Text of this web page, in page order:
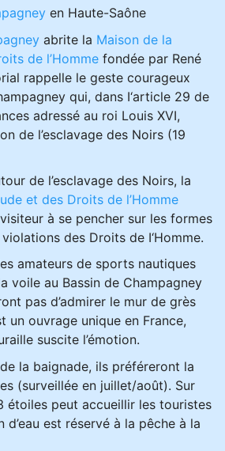
en Haute-Saône
abrite la Maison de la
de l’Homme fondée par René
rappelle le geste courageux
qui, dans I‘article 29 de
adressé au roi Louis XVI,
de l’esclavage des Noirs (19
de l’esclavage des Noirs, la
et des Droits de l’Homme
à se pencher sur les formes
des Droits de I‘Homme.
amateurs de sports nautiques
voile au Bassin de Champagney
pas d’admirer le mur de grès
un ouvrage unique en France,
suscite l’émotion.
la baignade, ils préféreront la
(surveillée en juillet/août). Sur
étoiles peut accueillir les touristes
d’eau est réservé à la pêche à la